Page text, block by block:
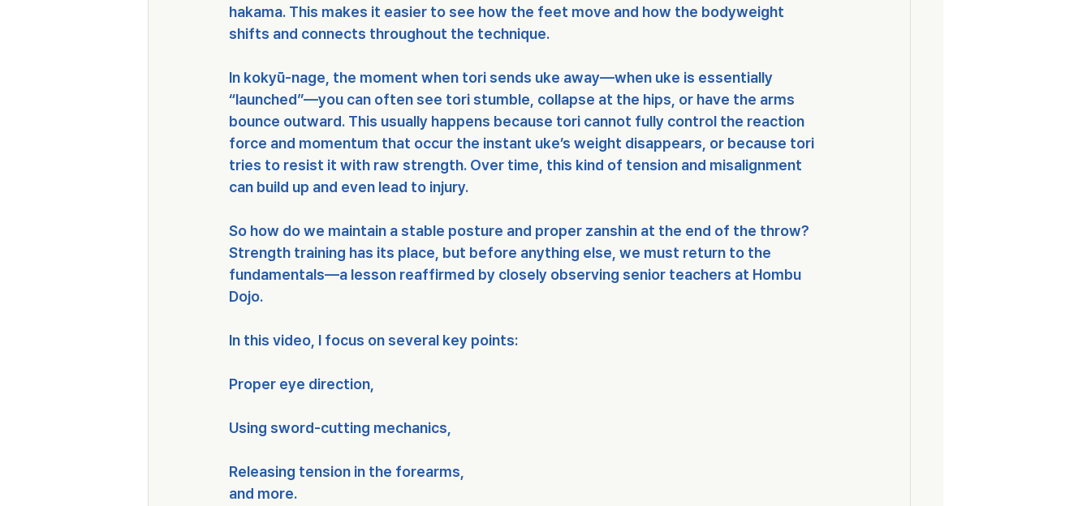
hakama. This makes it easier to see how the feet move and how the bodyweight
shifts and connects throughout the technique.
In kokyū-nage, the moment when tori sends uke away—when uke is essentially
“launched”—you can often see tori stumble, collapse at the hips, or have the arms
bounce outward. This usually happens because tori cannot fully control the reaction
force and momentum that occur the instant uke’s weight disappears, or because tori
tries to resist it with raw strength. Over time, this kind of tension and misalignment
can build up and even lead to injury.
So how do we maintain a stable posture and proper zanshin at the end of the throw?
Strength training has its place, but before anything else, we must return to the
fundamentals—a lesson reaffirmed by closely observing senior teachers at Hombu
Dojo.
In this video, I focus on several key points:
Proper eye direction,
Using sword-cutting mechanics,
Releasing tension in the forearms,
and more.